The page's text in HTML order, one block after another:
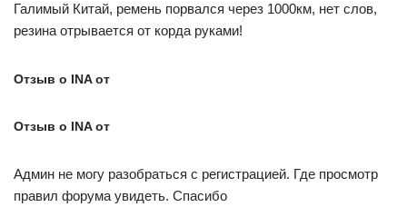
Галимый Китай, ремень порвался через 1000км, нет слов,
резина отрывается от корда руками!
Отзыв о INA от
Отзыв о INA от
Админ не могу разобраться с регистрацией. Где просмотр
правил форума увидеть. Спасибо